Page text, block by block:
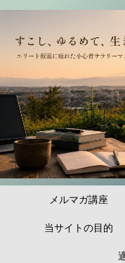
メルマガ講座
当サイトの目的